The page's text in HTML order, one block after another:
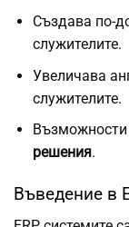
Създава по-
служителите.
Увеличава
служителите.
Възможности
решения.
Въведение в